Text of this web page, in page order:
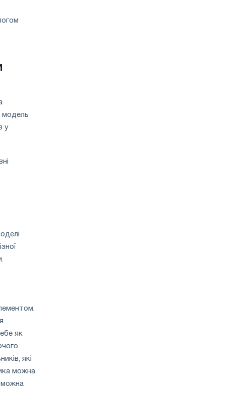
модель
у
як
які
можна
можна